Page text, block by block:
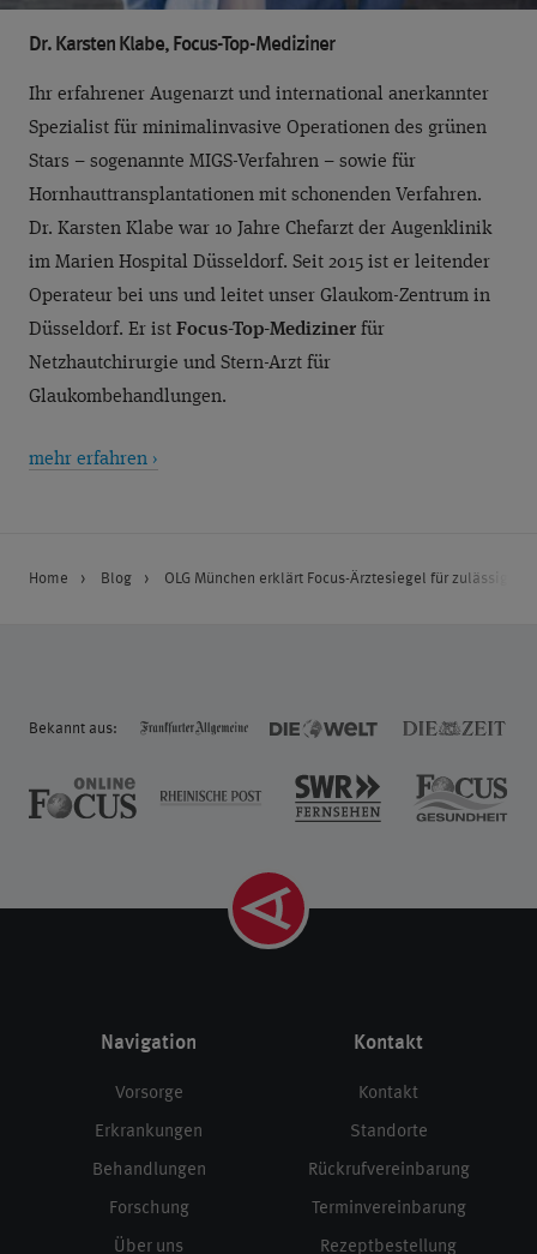
Dr. Karsten Klabe, Focus-Top-Mediziner
Ihr erfahrener Augenarzt und international anerkannter
Spezialist für minimalinvasive Operationen des grünen
Stars – sogenannte MIGS-Verfahren – sowie für
Hornhauttransplantationen mit schonenden Verfahren.
Dr. Karsten Klabe war 10 Jahre Chefarzt der Augenklinik
im Marien Hospital Düsseldorf. Seit 2015 ist er leitender
Operateur bei uns und leitet unser Glaukom-Zentrum in
Düsseldorf. Er ist Focus-Top-Mediziner für
Netzhautchirurgie und Stern-Arzt für
Glaukombehandlungen.
mehr erfahren ›
Home Blog OLG München erklärt Focus-Ärztesiegel für zulässig
Bekannt aus:
Navigation
Vorsorge
Erkrankungen
Behandlungen
Forschung
Über uns
Kontakt
Kontakt
Standorte
Rückrufvereinbarung
Terminvereinbarung
Rezeptbestellung